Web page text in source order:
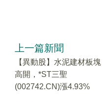
上一篇新聞
【異動股】水泥建材板塊
高開，*ST三聖
(002742.CN)漲4.93%